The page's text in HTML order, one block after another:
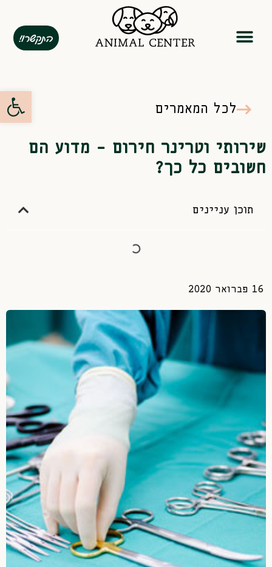
התקשרו!
לכל המאמרים
שירותי וטרינר חירום – מדוע הם
חשובים כל כך?
תוכן עניינים
16 פברואר 2020
פתח